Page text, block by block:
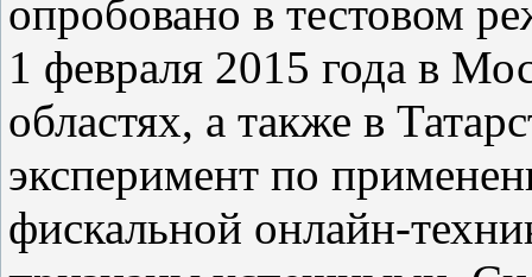
опробовано в тестовом
1 февраля 2015 года в
областях, а также в
эксперимент по
фискальной онлайн-